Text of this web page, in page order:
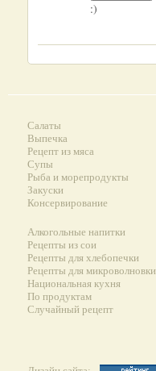
:)
Салаты
Выпечка
Рецепт из мяса
Супы
Рыба и морепродукты
Закуски
Консервирование
Алкогольные напитки
Рецепты из сои
Рецепты для хлебопечки
Рецепты для микроволновки
Национальная кухня
По продуктам
Случайный рецепт